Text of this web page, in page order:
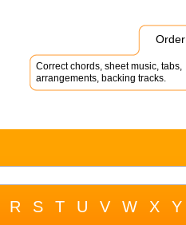
Order
Correct chords, sheet music, tabs,
arrangements, backing tracks.
R S T U V W X Y